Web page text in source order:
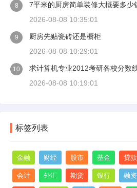
8
7平米的厨房简单装修大概要多少
2026-08-08 10:35:01
9
厨房先贴瓷砖还是橱柜
2026-08-08 10:29:01
10
求计算机专业2012考研各校分数
2026-08-08 10:19:01
标签列表
金融 财经 股市 基金 贷款
会计 外汇 期货 银行 融资